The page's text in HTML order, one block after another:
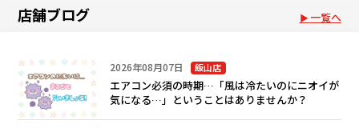
店舗ブログ 一覧へ
2026年08月07日 飯山店
エアコン必須の時期…「風は冷たいのにニオイが
気になる…」ということはありませんか？